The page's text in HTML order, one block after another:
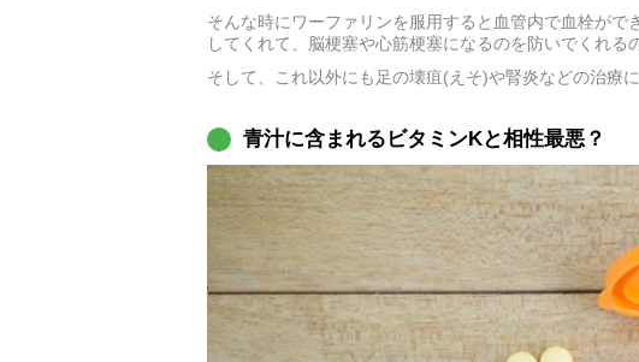
そんな時にワーファリンを服用すると血管内で血栓が
してくれて、脳梗塞や心筋梗塞になるのを防いでくれる
そして、これ以外にも足の壊疽(えそ)や腎炎などの治療
青汁に含まれるビタミンKと相性最悪？